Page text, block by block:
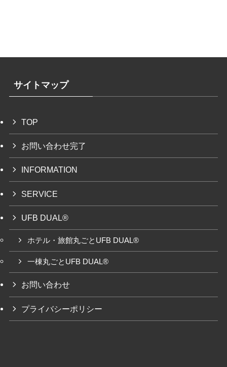
サイトマップ
TOP
お問い合わせ完了
INFORMATION
SERVICE
UFB DUAL®
ホテル・旅館丸ごとUFB DUAL®
一棟丸ごとUFB DUAL®
お問い合わせ
プライバシーポリシー